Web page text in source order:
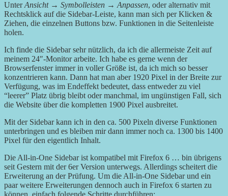
UnterAnsicht→ Symbolleisten → Anpassen, oder alternativ mit
Rechtsklick auf die Sidebar-Leiste, kann man sich per Klicken &
Ziehen, die einzelnen Buttons bzw. Funktionen in die Seitenleiste
holen.
Ich finde die Sidebar sehr nützlich, da ich die allermeiste Zeit auf
meinem 24″-Monitor arbeite. Ich habe es gerne wenn der
Browserfenster immer in voller Größe ist, da ich mich so besser
konzentrieren kann. Dann hat man aber 1920 Pixel in der Breite zur
Verfügung, was im Endeffekt bedeutet, dass entweder zu viel
“leerer” Platz übrig bleibt oder manchmal, im ungünstigen Fall, sich
die Website über die kompletten 1900 Pixel ausbreitet.
Mit der Sidebar kann ich in den ca. 500 Pixeln diverse Funktionen
unterbringen und es bleiben mir dann immer noch ca. 1300 bis 1400
Pixel für den eigentlich Inhalt.
Die All-in-One Sidebar ist kompatibel mit Firefox 6 … bin übrigens
seit Gestern mit der 6er Version unterwegs. Allerdings scheitert die
Erweiterung an der Prüfung. Um die All-in-One Sidebar und ein
paar weitere Erweiterungen dennoch auch in Firefox 6 starten zu
können, einfach folgende Schritte durchführen: